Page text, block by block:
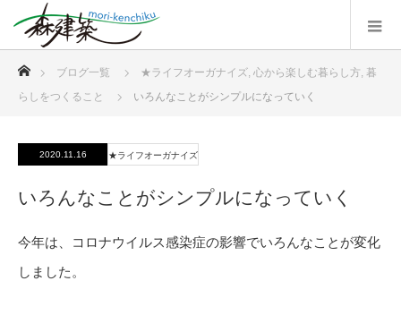
ブログ一覧 ★ライフオーガナイズ, 心から楽しむ暮らし方, 暮
らしをつくること
いろんなことがシンプルになっていく
2020.11.16 ★ライフオーガナイズ
いろんなことがシンプルになっていく
今年は、コロナウイルス感染症の影響でいろんなことが変化
しました。